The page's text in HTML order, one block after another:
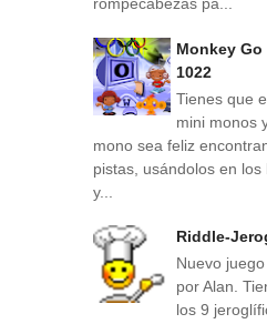
Monkey
1022
Tienes que
mini monos
mono sea feliz
pistas, usándolos en
y...
Riddle-
Nuevo
por Alan.
los 9